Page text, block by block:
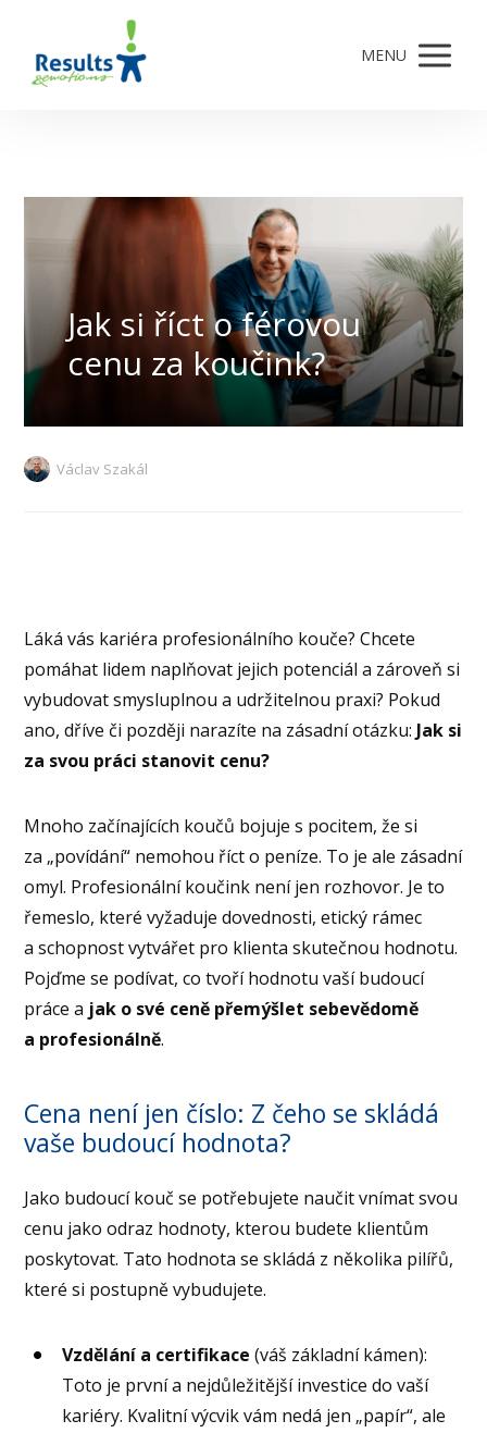
MENU
Jak si říct o férovou
cenu za koučink?
Václav Szakál
Láká vás kariéra profesionálního kouče? Chcete
pomáhat lidem naplňovat jejich potenciál a zároveň si
vybudovat smysluplnou a udržitelnou praxi? Pokud
ano, dříve či později narazíte na zásadní otázku: Jak si
za svou práci stanovit cenu?
Mnoho začínajících koučů bojuje s pocitem, že si
za „povídání“ nemohou říct o peníze. To je ale zásadní
omyl. Profesionální koučink není jen rozhovor. Je to
řemeslo, které vyžaduje dovednosti, etický rámec
a schopnost vytvářet pro klienta skutečnou hodnotu.
Pojďme se podívat, co tvoří hodnotu vaší budoucí
práce a jak o své ceně přemýšlet sebevědomě
a profesionálně.
Cena není jen číslo: Z čeho se skládá
vaše budoucí hodnota?
Jako budoucí kouč se potřebujete naučit vnímat svou
cenu jako odraz hodnoty, kterou budete klientům
poskytovat. Tato hodnota se skládá z několika pilířů,
které si postupně vybudujete.
Vzdělání a certifikace (váš základní kámen):
Toto je první a nejdůležitější investice do vaší
kariéry. Kvalitní výcvik vám nedá jen „papír“, ale